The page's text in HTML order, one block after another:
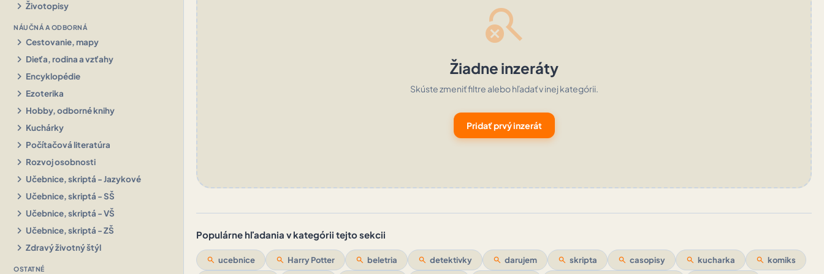
chevron_right Životopisy
NÁUČNÁ A ODBORNÁ
chevron_right Cestovanie, mapy
chevron_right Dieťa, rodina a vzťahy
chevron_right Encyklopédie
chevron_right Ezoterika
chevron_right Hobby, odborné knihy
chevron_right Kuchárky
chevron_right Počítačová literatúra
chevron_right Rozvoj osobnosti
chevron_right Učebnice, skriptá - Jazykové
chevron_right Učebnice, skriptá - SŠ
chevron_right Učebnice, skriptá - VŠ
chevron_right Učebnice, skriptá - ZŠ
chevron_right Zdravý životný štýl
OSTATNÉ
search_off
Žiadne inzeráty
Skúste zmeniť filtre alebo hľadať v inej kategórii.
Pridať prvý inzerát
Populárne hľadania v kategórii tejto sekcii
search ucebnice search Harry Potter search beletria search detektivky search darujem search skripta search casopisy search kucharka search komiks